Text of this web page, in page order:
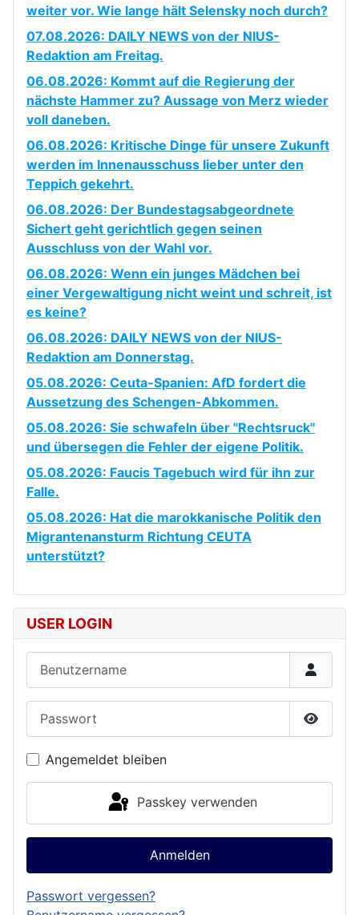
weiter vor. Wie lange hält Selensky noch durch?
07.08.2026: DAILY NEWS von der NIUS-
Redaktion am Freitag.
06.08.2026: Kommt auf die Regierung der
nächste Hammer zu? Aussage von Merz wieder
voll daneben.
06.08.2026: Kritische Dinge für unsere Zukunft
werden im Innenausschuss lieber unter den
Teppich gekehrt.
06.08.2026: Der Bundestagsabgeordnete
Sichert geht gerichtlich gegen seinen
Ausschluss von der Wahl vor.
06.08.2026: Wenn ein junges Mädchen bei
einer Vergewaltigung nicht weint und schreit, ist
es keine?
06.08.2026: DAILY NEWS von der NIUS-
Redaktion am Donnerstag.
05.08.2026: Ceuta-Spanien: AfD fordert die
Aussetzung des Schengen-Abkommen.
05.08.2026: Sie schwafeln über "Rechtsruck"
und übersegen die Fehler der eigene Politik.
05.08.2026: Faucis Tagebuch wird für ihn zur
Falle.
05.08.2026: Hat die marokkanische Politik den
Migrantenansturm Richtung CEUTA
unterstützt?
USER LOGIN
Angemeldet bleiben
Passkey verwenden
Anmelden
Passwort vergessen?